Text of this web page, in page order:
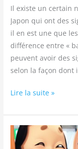
Il existe un certain
Japon qui ont des
il en est une que
différence entre «
peuvent avoir des
selon la façon dont
Lire la suite »
Quelle
est